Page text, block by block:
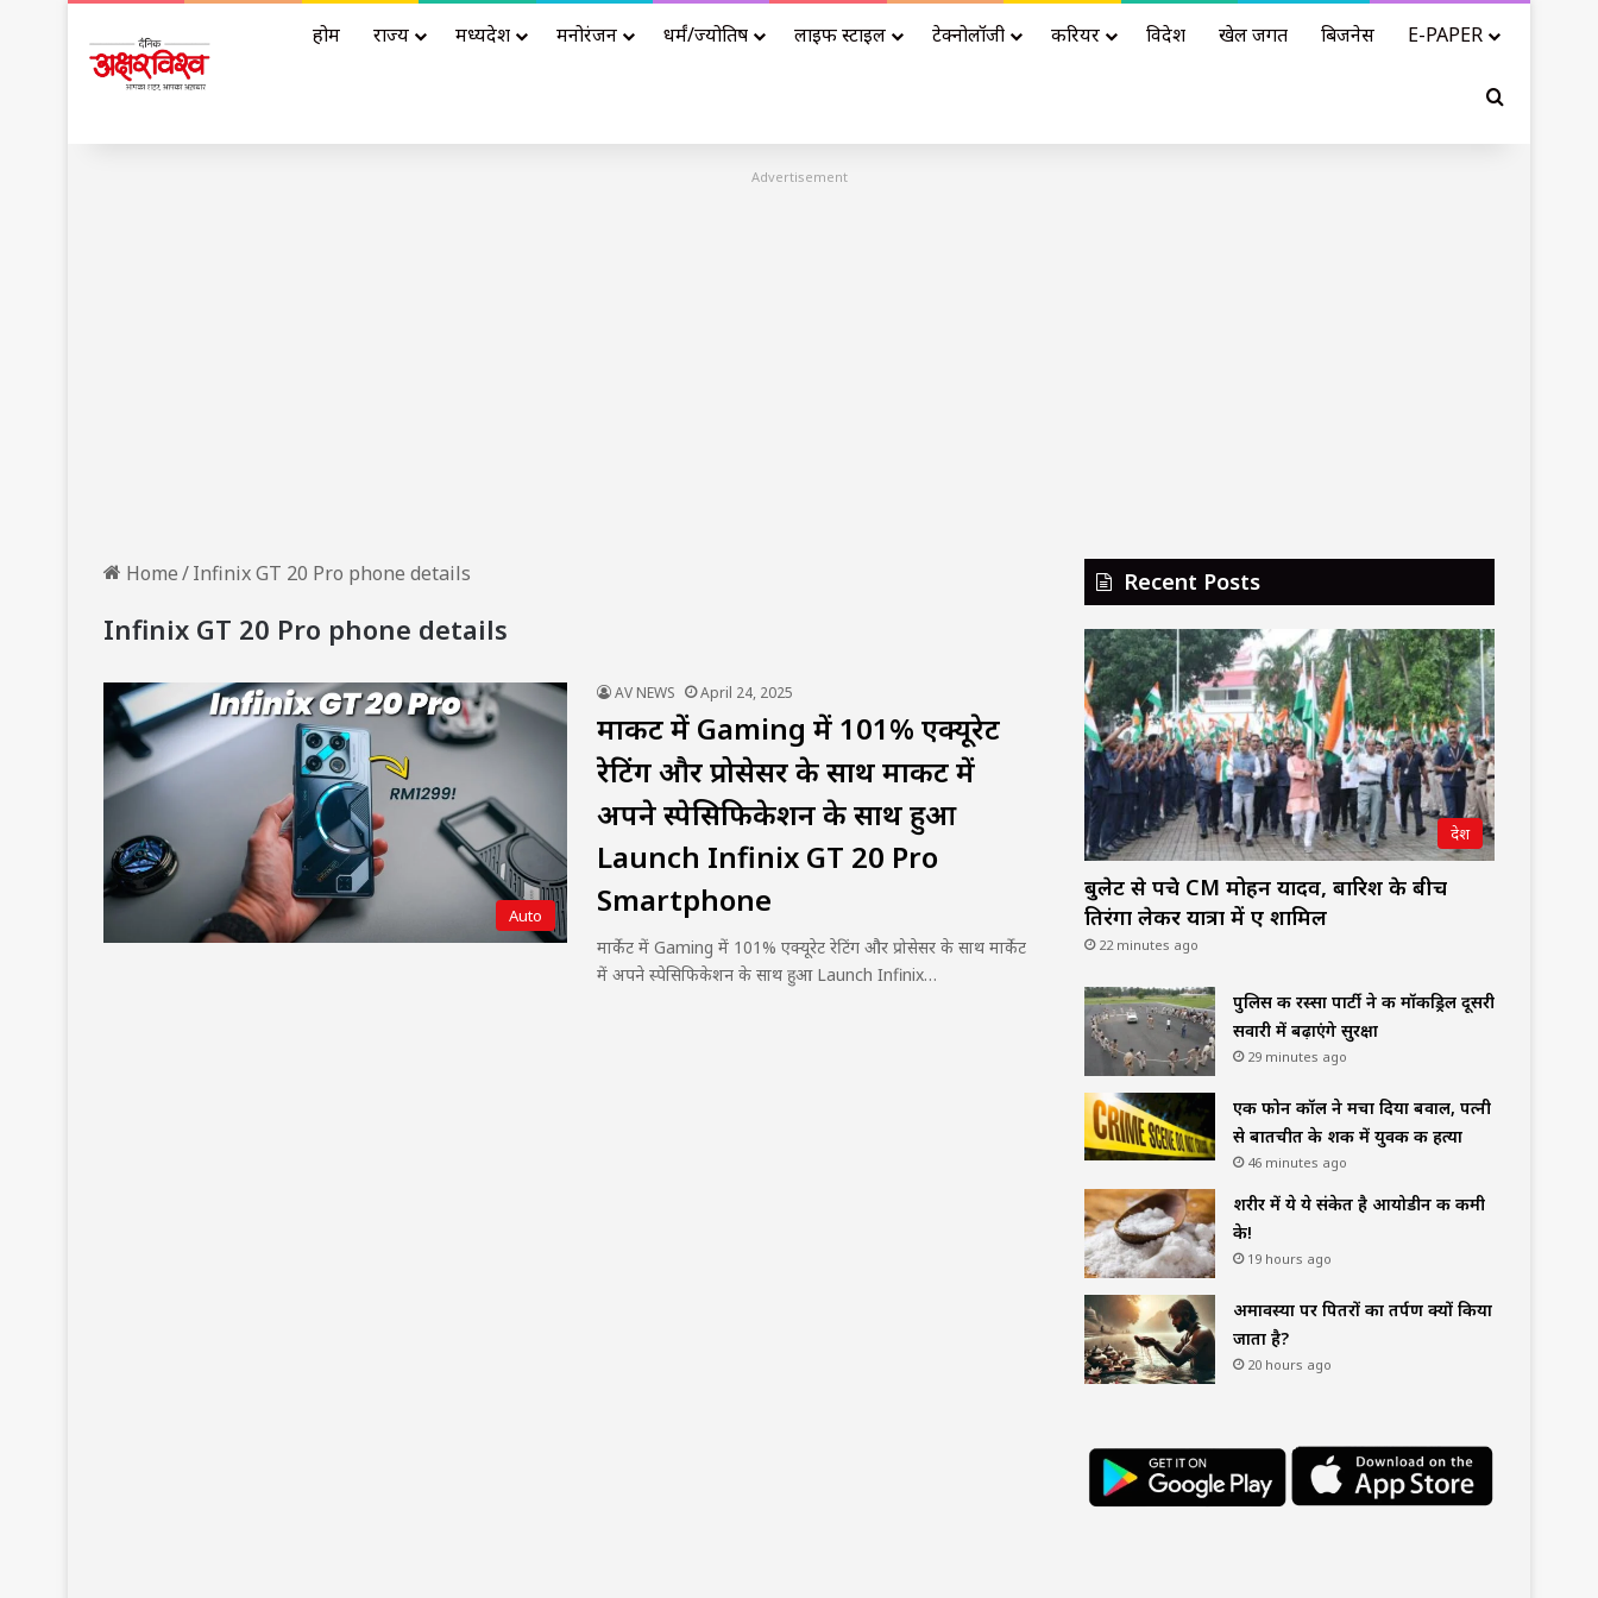
होम राज्य मध्यप्रदेश मनोरंजन धर्मं/ज्योतिष लाइफ स्टाइल टेक्नोलॉजी करियर विदेश खेल जगत बिजनेस E-PAPER
Search for
Advertisement
Home/Infinix GT 20 Pro phone details
Infinix GT 20 Pro phone details
Auto
AV NEWS April 24, 2025
मार्केट में Gaming में 101% एक्यूरेट
रेटिंग और प्रोसेसर के साथ मार्केट में
अपने स्पेसिफिकेशन के साथ हुआ
Launch Infinix GT 20 Pro
Smartphone
मार्केट में Gaming में 101% एक्यूरेट रेटिंग और प्रोसेसर के साथ मार्केट
में अपने स्पेसिफिकेशन के साथ हुआ Launch Infinix…
Recent Posts
देश
बुलेट से पहुंचे CM मोहन यादव, बारिश के बीच
तिरंगा लेकर यात्रा में हुए शामिल
22 minutes ago
पुलिस की रस्सा पार्टी ने की मॉकड्रिल दूसरी
सवारी में बढ़ाएंगे सुरक्षा
29 minutes ago
एक फोन कॉल ने मचा दिया बवाल, पत्नी
से बातचीत के शक में युवक की हत्या
46 minutes ago
शरीर में ये ये संकेत है आयोडीन की कमी
के!
19 hours ago
अमावस्या पर पितरों का तर्पण क्यों किया
जाता है?
20 hours ago